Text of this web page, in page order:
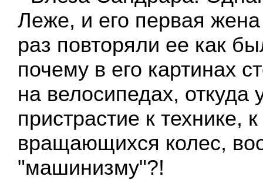
Леже, и его первая
раз повторяли ее как
почему в его картинах
на велосипедах, откуда
пристрастие к технике,
вращающихся колес,
"машинизму"?!